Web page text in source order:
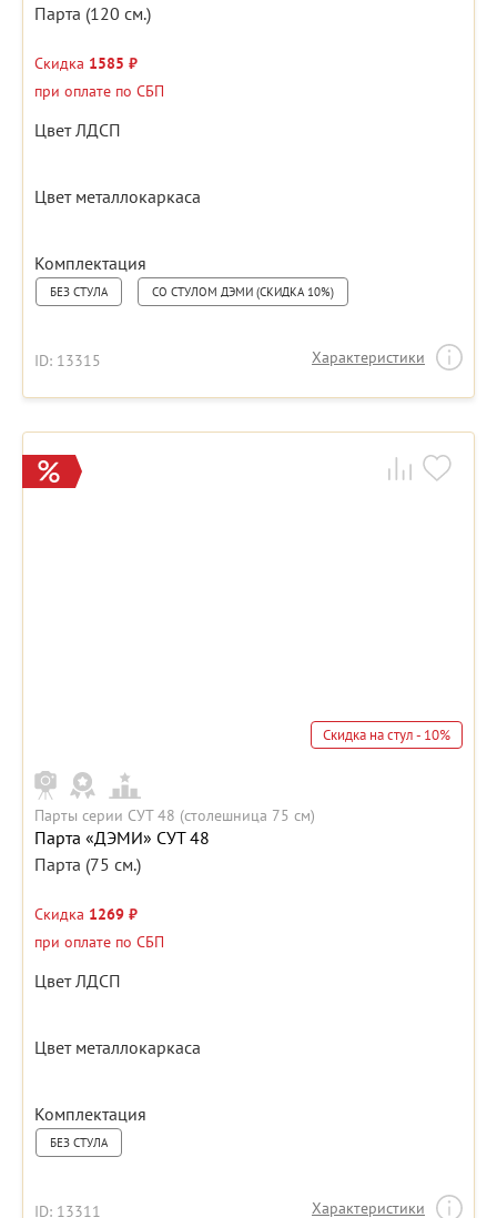
Парта (120 см.)
Скидка 1585 ₽
при оплате по СБП
Цвет ЛДСП
Цвет металлокаркаса
Комплектация
БЕЗ СТУЛА СО СТУЛОМ ДЭМИ (СКИДКА 10%)
ID: 13315 Характеристики
Скидка на стул - 10%
Парты серии СУТ 48 (столешница 75 см)
Парта «ДЭМИ» СУТ 48
Парта (75 см.)
Скидка 1269 ₽
при оплате по СБП
Цвет ЛДСП
Цвет металлокаркаса
Комплектация
БЕЗ СТУЛА
ID: 13311 Характеристики